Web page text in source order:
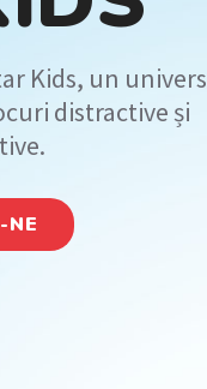
Kids, un univers
distractive și
NE